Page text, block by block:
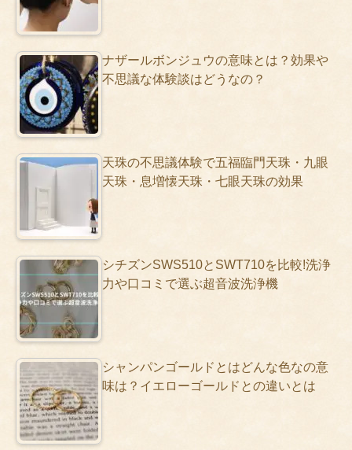
ナザールボンジュウの意味とは？効果や
不思議な体験談はどうなの？
天珠の不思議体験で五福臨門天珠・九眼
天珠・息増懐天珠・七眼天珠の効果
シチズンSWS510とSWT710を比較!洗浄
力や口コミで選ぶ超音波洗浄機
シャンパンゴールドとはどんな色なの意
味は？イエローゴールドとの違いとは